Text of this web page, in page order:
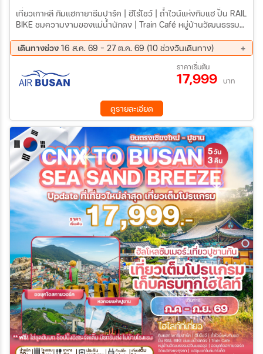
เที่ยวเกาหลี กิมแฮกายาธีมปาร์ค | ฮีโร่โชว์ | ถ้ำไวน์แห่งกิมแฮ ปั่น RAIL
BIKE ชมความงามของแม่น้ำนักดง | Train Café หมู่บ้านวัฒนธรรมฮ
แฮอุนแดไนท์มาร์เก็ต อุทยานรถไฟสีครามแห่งแฮอุนแด (ไม่รวม ค่าขึ้น
Sky Capsule) ศูนย์สมุนไพรเกาหลีเพื่อสุขภาพ หอคอยแห่งปูซาน (ไม่
รวมค่าขึ้น) | อุทยานยงดูซาน LOTTE DUTY FREE– BUSAN | ตลาด
อาหารทะเลจากัลชี หมู่บ้านวัฒนธรรมคัมชอน พิพิธภัณฑ์
เดินทางช่วง 16 ส.ค. 69 - 27 ต.ค. 69 (10 ช่วงวันเดินทาง)
14 ส.ค. 69 - 18 ส.ค. 69
21 ส.ค. 69 - 25 ส.ค. 69
26 ส.ค. 69 - 30 ส.ค. 69
28 ส.ค. 69 - 01 ก.ย. 69
04 ก.ย. 69 - 08 ก.ย. 69
18 ก.ย. 69 - 22 ก.ย. 69
30 ก.ย. 69 - 04 ต.ค. 69
ราคาเริ่มต้น
17,999 บาท
ดูรายละเอียด